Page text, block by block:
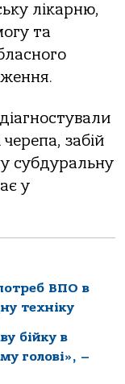
лікарню,
та
забій
субдуральну
у
ВПО в
техніку
бійку в
голові», –